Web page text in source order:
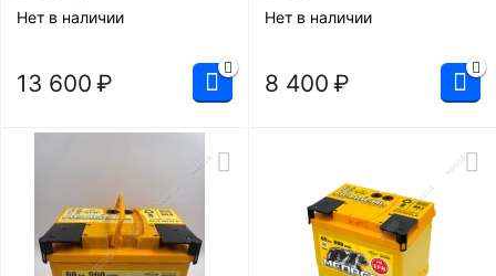
батарея
Нет в наличии
13 600 ₽
Нет в наличии
8 400 ₽